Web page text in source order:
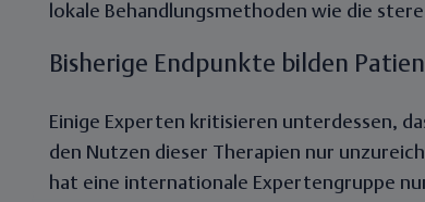
lokale Behandlungsmethoden wie die
Bisherige Endpunkte bilden
Einige Experten kritisieren unterdessen,
den Nutzen dieser Therapien nur
hat eine internationale Expertengruppe